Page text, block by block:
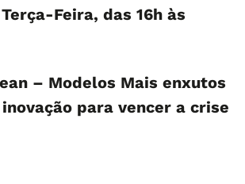
Feira, das 16h às
– Modelos Mais enxutos
para vencer a crise